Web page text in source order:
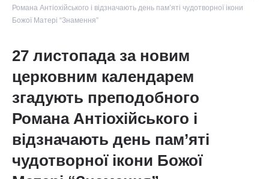
Романа Антіохійського і відзначають день пам’яті чудотворної ікони
Божої Матері “Знамення”
27 листопада за новим
церковним календарем
згадують преподобного
Романа Антіохійського і
відзначають день пам’яті
чудотворної ікони Божої